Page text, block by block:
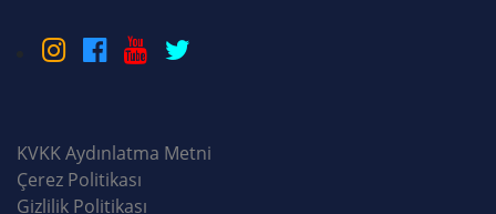
KVKK Aydınlatma Metni
Çerez Politikası
Gizlilik Politikası